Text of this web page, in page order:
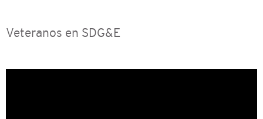
Veteranos en SDG&E